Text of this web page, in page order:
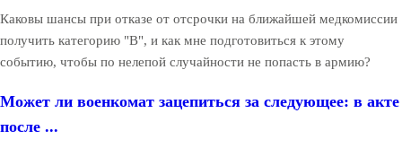
Каковы шансы при отказе от отсрочки на ближайшей медкомиссии
получить категорию "В", и как мне подготовиться к этому
событию, чтобы по нелепой случайности не попасть в армию?
Может ли военкомат зацепиться за следующее: в акте
после ...